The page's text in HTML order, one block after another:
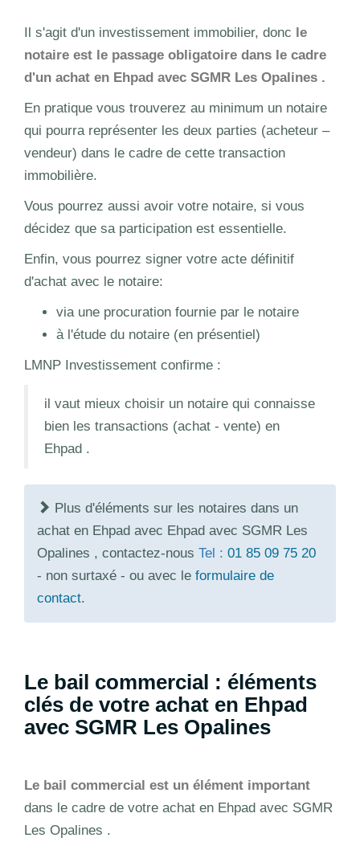
Il s'agit d'un investissement immobilier, donc le
notaire est le passage obligatoire dans le cadre
d'un achat en Ehpad avec SGMR Les Opalines .
En pratique vous trouverez au minimum un notaire
qui pourra représenter les deux parties (acheteur –
vendeur) dans le cadre de cette transaction
immobilière.
Vous pourrez aussi avoir votre notaire, si vous
décidez que sa participation est essentielle.
Enfin, vous pourrez signer votre acte définitif
d'achat avec le notaire:
via une procuration fournie par le notaire
à l'étude du notaire (en présentiel)
LMNP Investissement confirme :
il vaut mieux choisir un notaire qui connaisse
bien les transactions (achat - vente) en
Ehpad .
Plus d'éléments sur les notaires dans un
achat en Ehpad avec Ehpad avec SGMR Les
Opalines , contactez-nous Tel : 01 85 09 75 20
- non surtaxé - ou avec le formulaire de
contact.
Le bail commercial : éléments
clés de votre achat en Ehpad
avec SGMR Les Opalines
Le bail commercial est un élément important
dans le cadre de votre achat en Ehpad avec SGMR
Les Opalines .